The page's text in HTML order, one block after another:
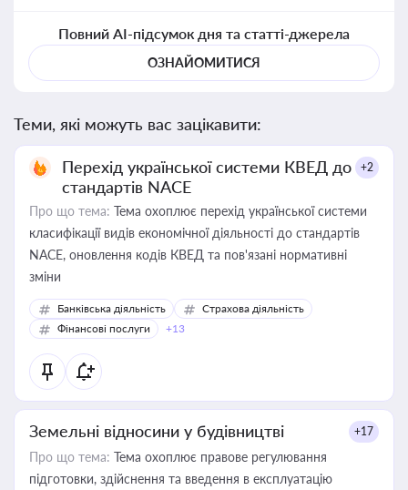
Повний AI-підсумок дня та статті-джерела
ОЗНАЙОМИТИСЯ
Теми, які можуть вас зацікавити:
Перехід української системи КВЕД до
стандартів NACE
+2
Про що тема: Тема охоплює перехід української системи
класифікації видів економічної діяльності до стандартів
NACE, оновлення кодів КВЕД та пов'язані нормативні
зміни
Банківська діяльність
Страхова діяльність
Фінансові послуги
+13
Земельні відносини у будівництві +17
Про що тема: Тема охоплює правове регулювання
підготовки, здійснення та введення в експлуатацію